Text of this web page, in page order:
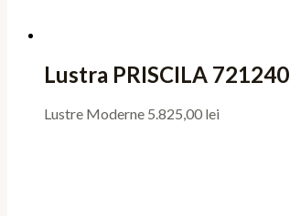
Lustra PRISCILA 721240
Lustre Moderne 5.825,00 lei